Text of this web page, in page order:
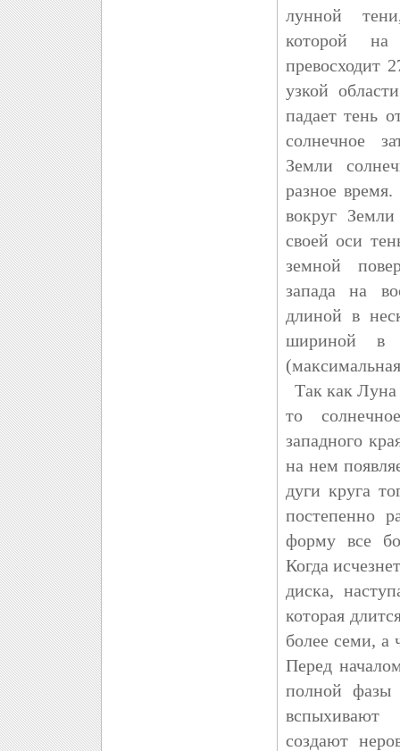
лунной
которой
превосходит
узкой
падает тень
солнечное
Земли
разное
вокруг
своей оси
земной
запада на
длиной в
шириной в
Так как Луна
то
западного
на нем
дуги круга
постепенно
форму все
Когда
диска,
которая
более семи, а
Перед
полной фазы
создают